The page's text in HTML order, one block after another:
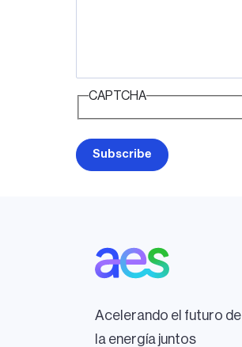
CAPTCHA
Acelerando el futuro de
la energía juntos